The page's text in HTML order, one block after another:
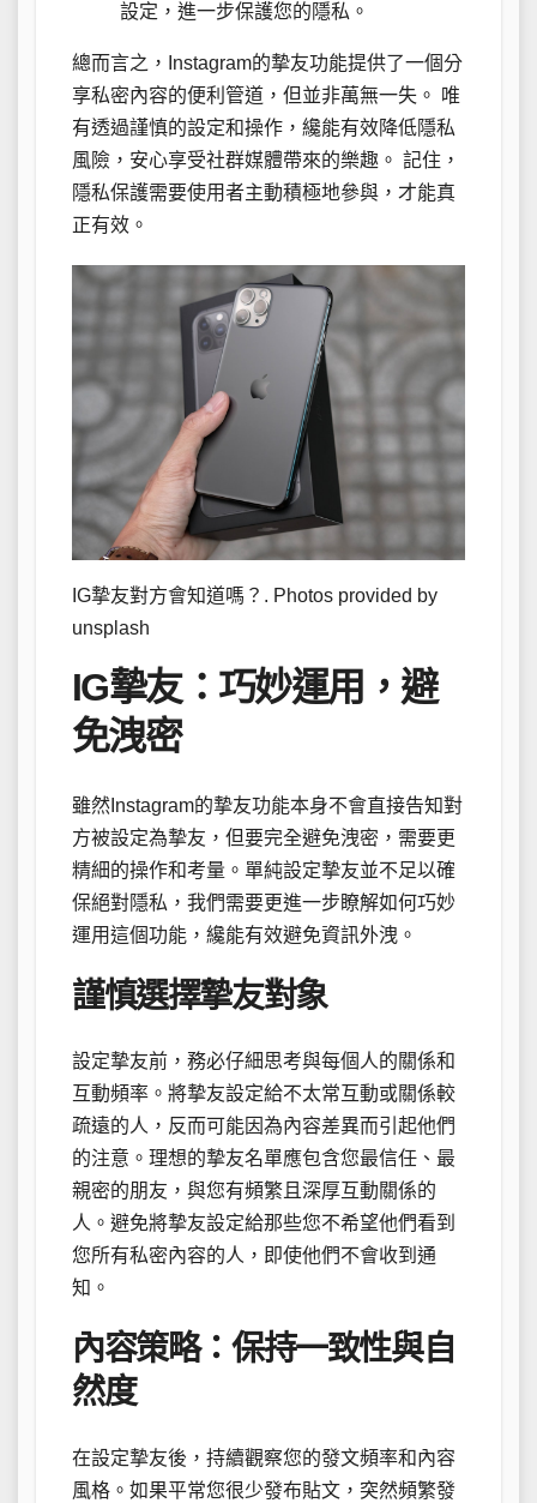
設定，進一步保護您的隱私。
總而言之，Instagram的摯友功能提供了一個分
享私密內容的便利管道，但並非萬無一失。 唯
有透過謹慎的設定和操作，纔能有效降低隱私
風險，安心享受社群媒體帶來的樂趣。 記住，
隱私保護需要使用者主動積極地參與，才能真
正有效。
IG摯友對方會知道嗎？. Photos provided by
unsplash
IG摯友：巧妙運用，避
免洩密
雖然Instagram的摯友功能本身不會直接告知對
方被設定為摯友，但要完全避免洩密，需要更
精細的操作和考量。單純設定摯友並不足以確
保絕對隱私，我們需要更進一步瞭解如何巧妙
運用這個功能，纔能有效避免資訊外洩。
謹慎選擇摯友對象
設定摯友前，務必仔細思考與每個人的關係和
互動頻率。將摯友設定給不太常互動或關係較
疏遠的人，反而可能因為內容差異而引起他們
的注意。理想的摯友名單應包含您最信任、最
親密的朋友，與您有頻繁且深厚互動關係的
人。避免將摯友設定給那些您不希望他們看到
您所有私密內容的人，即使他們不會收到通
知。
內容策略：保持一致性與自
然度
在設定摯友後，持續觀察您的發文頻率和內容
風格。如果平常您很少發布貼文，突然頻繁發